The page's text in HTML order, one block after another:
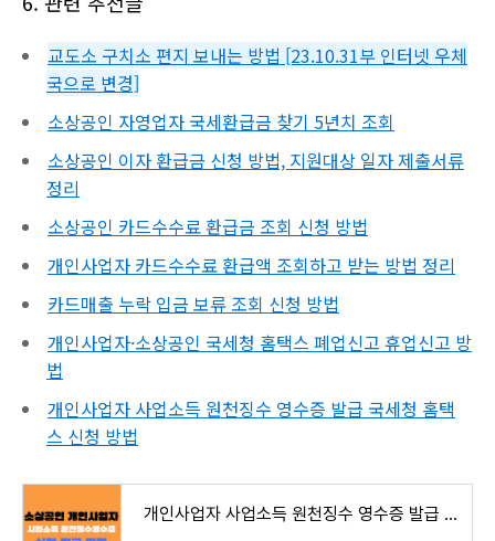
교도소 구치소 편지 보내는 방법 [23.10.31부 인터넷 우체
국으로 변경]
소상공인 자영업자 국세환급금 찾기 5년치 조회
소상공인 이자 환급금 신청 방법, 지원대상 일자 제출서류
정리
소상공인 카드수수료 환급금 조회 신청 방법
개인사업자 카드수수료 환급액 조회하고 받는 방법 정리
카드매출 누락 입금 보류 조회 신청 방법
개인사업자·소상공인 국세청 홈택스 폐업신고 휴업신고 방
법
개인사업자 사업소득 원천징수 영수증 발급 국세청 홈택
스 신청 방법
개인사업자 사업소득 원천징수 영수증 발급 국세청 홈택스 신청 방법